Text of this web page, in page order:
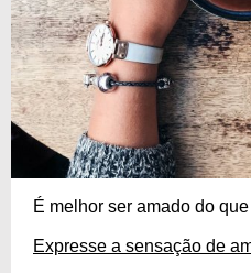
É melhor ser amado do
Expresse a sensação de